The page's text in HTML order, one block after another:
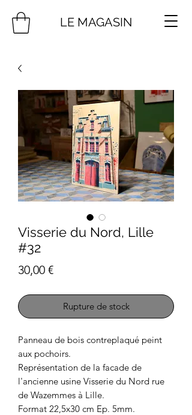
LE MAGASIN
Visserie du Nord, Lille
#32
30,00 €Prix
Rupture de stock
Panneau de bois contreplaqué peint
aux pochoirs.
Représentation de la facade de
l'ancienne usine Visserie du Nord rue
de Wazemmes à Lille.
Format 22,5x30 cm Ep. 5mm.